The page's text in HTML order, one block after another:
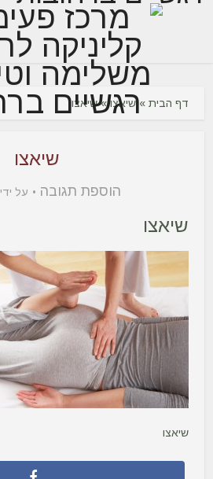
דף הבית »שיאצו»שיאצו
שיאצו
הוספת תגובה על ידי
שיאצו
שיאצו